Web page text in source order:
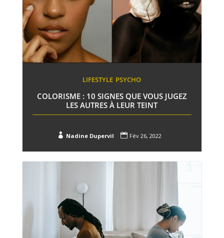
LIFESTYLE PSYCHO
COLORISME : 10 SIGNES QUE VOUS JUGEZ
LES AUTRES À LEUR TEINT
 Nadine Dupervil  Fév 26, 2022